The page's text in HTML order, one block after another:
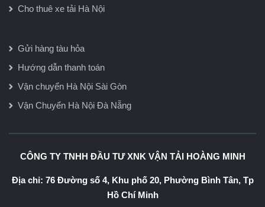
Cho thuê xe tải Hà Nội
Gửi hàng tàu hỏa
Hướng dẫn thanh toán
Vận chuyển Hà Nội Sài Gòn
Vận Chuyển Hà Nội Đà Nẵng
CÔNG TY TNHH ĐẦU TƯ XNK VẬN TẢI HOÀNG MINH
Địa chỉ: 76 Đường số 4, Khu phố 20, Phường Bình Tân, Tp
Hồ Chí Minh